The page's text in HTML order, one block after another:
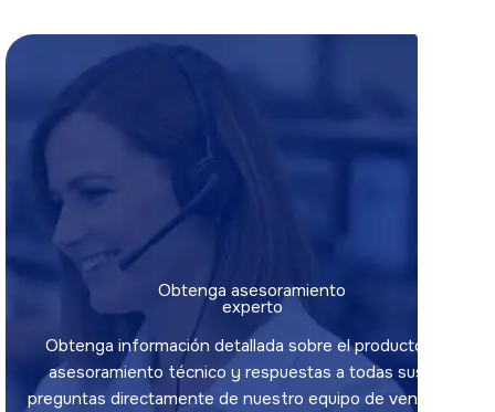
Obtenga asesoramiento
experto
Obtenga información detallada sobre el producto,
asesoramiento técnico y respuestas a todas sus
preguntas directamente de nuestro equipo de ventas.